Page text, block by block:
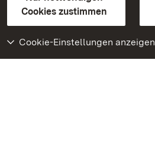
Cookies zustimmen
Cookie-Einstellungen anzeigen
BITV-konform (geprüfte Seiten)
Weiteres